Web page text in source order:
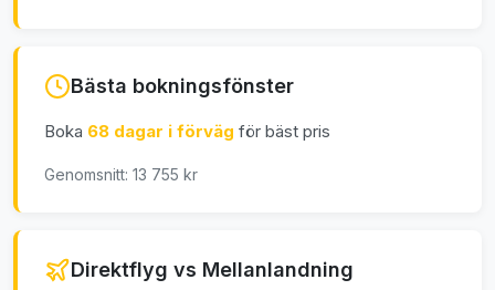
Bästa bokningsfönster
Boka 68 dagar i förväg för bäst pris
Genomsnitt: 13 755 kr
Direktflyg vs Mellanlandning